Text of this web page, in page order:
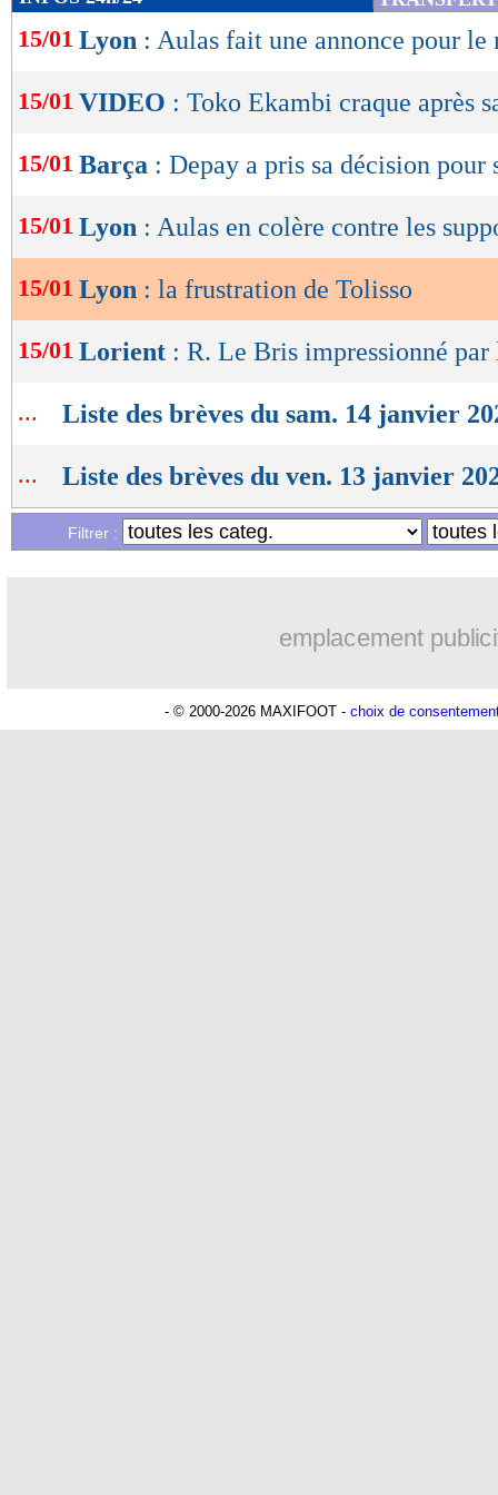
de
lecture
OK
15/01 Lyon : Aulas fait une annonce pour le
15/01 VIDEO : Toko Ekambi craque après
15/01 Barça : Depay a pris sa décision pour
15/01 Lyon : Aulas en colère contre les
15/01 Lyon : la frustration de Tolisso
15/01 Lorient : R. Le Bris impressionné
... Liste des brèves du sam. 14 janvier
... Liste des brèves du ven. 13 janvier
Filtrer :
emplacement
- © 2000-2026 MAXIFOOT - choix de